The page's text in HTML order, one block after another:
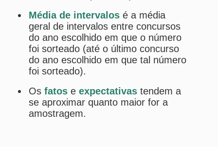
Sorteios anteriores da Mega-Sena
PRINCIPAL
Início